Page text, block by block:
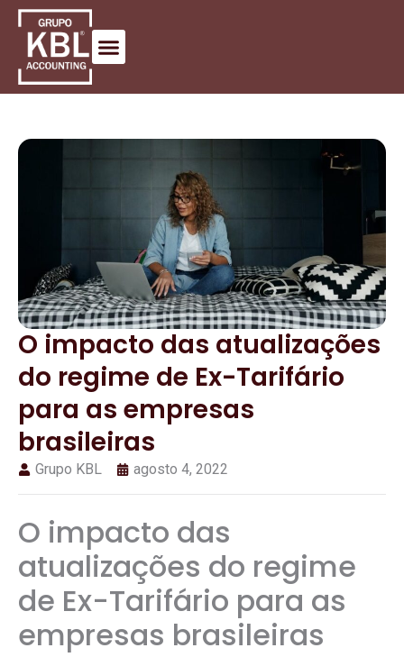
O impacto das atualizações
do regime de Ex-Tarifário
para as empresas
brasileiras
Grupo KBL agosto 4, 2022
O impacto das
atualizações do regime
de Ex-Tarifário para as
empresas brasileiras